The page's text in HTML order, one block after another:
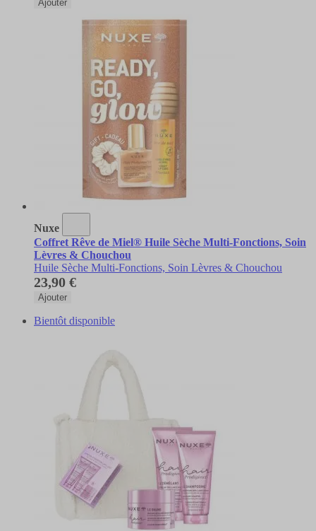
Ajouter
Nuxe
Coffret Rêve de Miel® Huile Sèche Multi-Fonctions, Soin
Lèvres & Chouchou
Huile Sèche Multi-Fonctions, Soin Lèvres & Chouchou
23,90 €
Ajouter
Bientôt disponible